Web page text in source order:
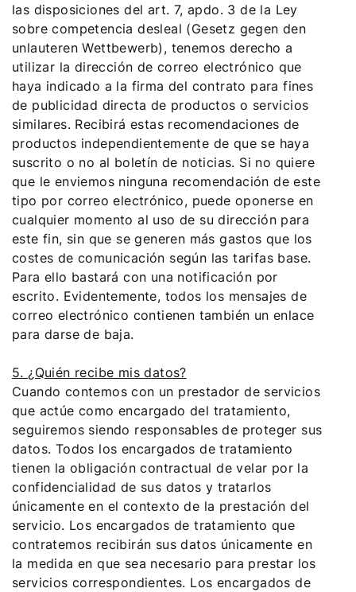
las disposiciones del art. 7, apdo. 3 de la Ley
sobre competencia desleal (Gesetz gegen den
unlauteren Wettbewerb), tenemos derecho a
utilizar la dirección de correo electrónico que
haya indicado a la firma del contrato para fines
de publicidad directa de productos o servicios
similares. Recibirá estas recomendaciones de
productos independientemente de que se haya
suscrito o no al boletín de noticias. Si no quiere
que le enviemos ninguna recomendación de este
tipo por correo electrónico, puede oponerse en
cualquier momento al uso de su dirección para
este fin, sin que se generen más gastos que los
costes de comunicación según las tarifas base.
Para ello bastará con una notificación por
escrito. Evidentemente, todos los mensajes de
correo electrónico contienen también un enlace
para darse de baja.
5. ¿Quién recibe mis datos?
Cuando contemos con un prestador de servicios
que actúe como encargado del tratamiento,
seguiremos siendo responsables de proteger sus
datos. Todos los encargados de tratamiento
tienen la obligación contractual de velar por la
confidencialidad de sus datos y tratarlos
únicamente en el contexto de la prestación del
servicio. Los encargados de tratamiento que
contratemos recibirán sus datos únicamente en
la medida en que sea necesario para prestar los
servicios correspondientes. Los encargados de